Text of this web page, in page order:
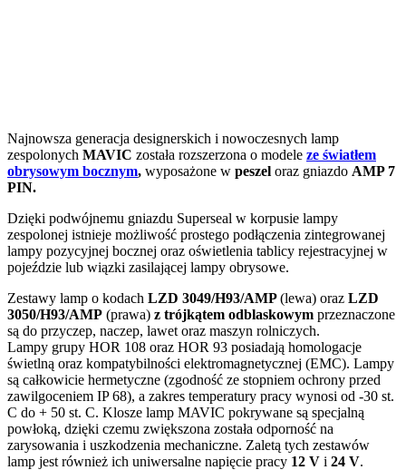
Najnowsza generacja designerskich i nowoczesnych lamp
zespolonych MAVIC została rozszerzona o modele ze światłem
obrysowym bocznym, wyposażone w peszel oraz gniazdo AMP 7
PIN.
Dzięki podwójnemu gniazdu Superseal w korpusie lampy
zespolonej istnieje możliwość prostego podłączenia zintegrowanej
lampy pozycyjnej bocznej oraz oświetlenia tablicy rejestracyjnej w
pojeździe lub wiązki zasilającej lampy obrysowe.
Zestawy lamp o kodach LZD 3049/H93/AMP(lewa) oraz LZD
3050/H93/AMP (prawa) z trójkątem odblaskowym przeznaczone
są do przyczep, naczep, lawet oraz maszyn rolniczych.
Lampy grupy HOR 108 oraz HOR 93 posiadają homologacje
świetlną oraz kompatybilności elektromagnetycznej (EMC). Lampy
są całkowicie hermetyczne (zgodność ze stopniem ochrony przed
zawilgoceniem IP 68), a zakres temperatury pracy wynosi od -30 st.
C do + 50 st. C. Klosze lamp MAVIC pokrywane są specjalną
powłoką, dzięki czemu zwiększona została odporność na
zarysowania i uszkodzenia mechaniczne. Zaletą tych zestawów
lamp jest również ich uniwersalne napięcie pracy 12 V i 24 V.